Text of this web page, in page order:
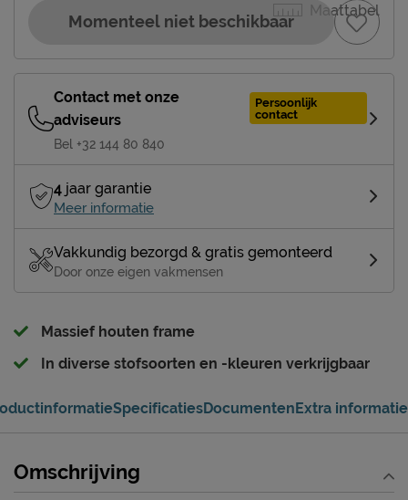
Maattabel
Momenteel niet beschikbaar
Contact met onze
adviseurs
Persoonlijk
contact
Bel +32 144 80 840
4 jaar garantie
Meer informatie
Vakkundig bezorgd & gratis gemonteerd
Door onze eigen vakmensen
Massief houten frame
In diverse stofsoorten en -kleuren verkrijgbaar
SpecificatiesDocumentenExtra informatie
Omschrijving